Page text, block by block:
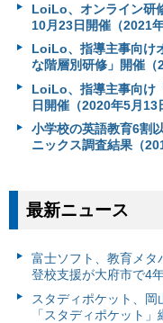
LoiLo、オンライン研
10月23日開催（2021
LoiLo、指導主事向け
な階層別研修」開催（
LoiLo、指導主事向け
日開催（2020年5月13
小学校の英語教育6割
ニックス調査結果（
最新ニュース
富⼠ソフト、教育メタ
登校支援が大府市で4
スタディポケット、
「スタディポケット